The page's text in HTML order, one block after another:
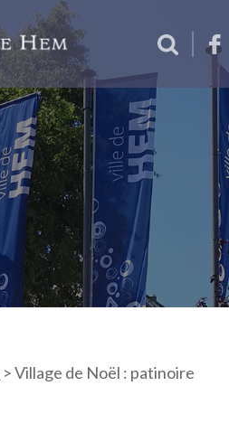
>Village de Noël : patinoire